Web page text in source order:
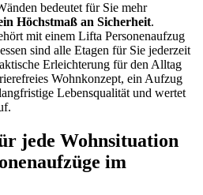
bedeutet für Sie mehr
Höchstmaß an Sicherheit.
mit einem Lifta Personenaufzug
sind alle Etagen für Sie jederzeit
Erleichterung für den Alltag
Wohnkonzept, ein Aufzug
Lebensqualität und wertet
jede Wohnsituation
im